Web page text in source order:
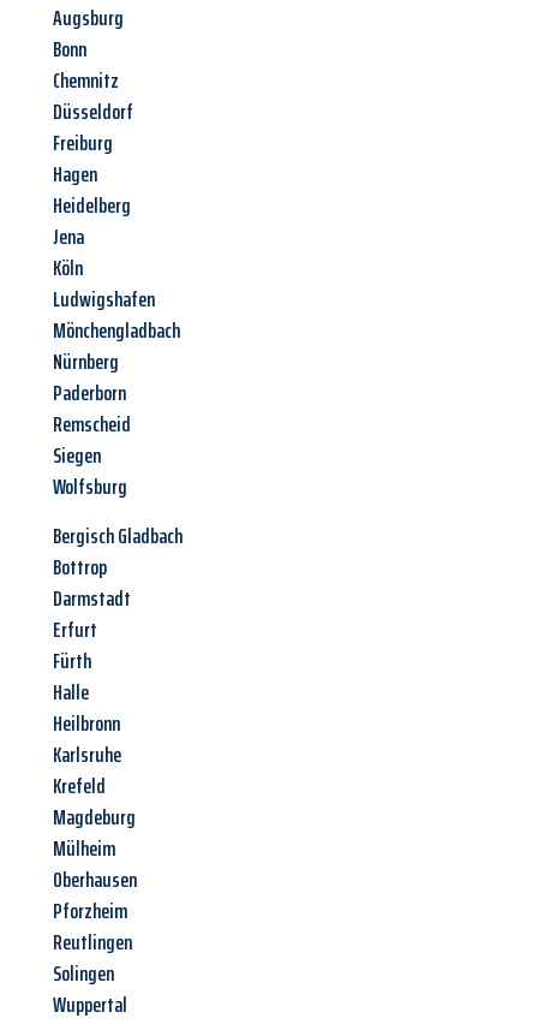
Augsburg
Bonn
Chemnitz
Düsseldorf
Freiburg
Hagen
Heidelberg
Jena
Köln
Ludwigshafen
Mönchengladbach
Nürnberg
Paderborn
Remscheid
Siegen
Wolfsburg
Bergisch Gladbach
Bottrop
Darmstadt
Erfurt
Fürth
Halle
Heilbronn
Karlsruhe
Krefeld
Magdeburg
Mülheim
Oberhausen
Pforzheim
Reutlingen
Solingen
Wuppertal